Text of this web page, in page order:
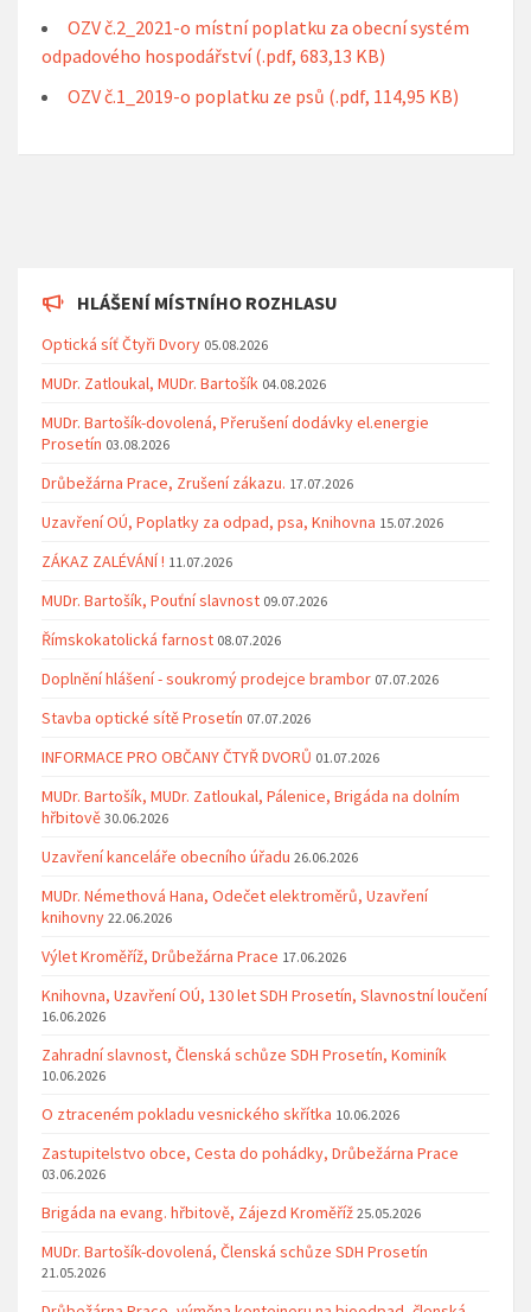
OZV č.2_2021-o místní poplatku za obecní systém
odpadového hospodářství(.pdf, 683,13 KB)
OZV č.1_2019-o poplatku ze psů (.pdf, 114,95 KB)
HLÁŠENÍ MÍSTNÍHO ROZHLASU
Optická síť Čtyři Dvory 05.08.2026
MUDr. Zatloukal, MUDr. Bartošík 04.08.2026
MUDr. Bartošík-dovolená, Přerušení dodávky el.energie
Prosetín 03.08.2026
Drůbežárna Prace, Zrušení zákazu. 17.07.2026
Uzavření OÚ, Poplatky za odpad, psa, Knihovna 15.07.2026
ZÁKAZ ZALÉVÁNÍ ! 11.07.2026
MUDr. Bartošík, Pouťní slavnost 09.07.2026
Římskokatolická farnost 08.07.2026
Doplnění hlášení - soukromý prodejce brambor 07.07.2026
Stavba optické sítě Prosetín 07.07.2026
INFORMACE PRO OBČANY ČTYŘ DVORŮ 01.07.2026
MUDr. Bartošík, MUDr. Zatloukal, Pálenice, Brigáda na dolním
hřbitově 30.06.2026
Uzavření kanceláře obecního úřadu 26.06.2026
MUDr. Némethová Hana, Odečet elektroměrů, Uzavření
knihovny 22.06.2026
Výlet Kroměříž, Drůbežárna Prace 17.06.2026
Knihovna, Uzavření OÚ, 130 let SDH Prosetín, Slavnostní loučení
16.06.2026
Zahradní slavnost, Členská schůze SDH Prosetín, Kominík
10.06.2026
O ztraceném pokladu vesnického skřítka 10.06.2026
Zastupitelstvo obce, Cesta do pohádky, Drůbežárna Prace
03.06.2026
Brigáda na evang. hřbitově, Zájezd Kroměříž 25.05.2026
MUDr. Bartošík-dovolená, Členská schůze SDH Prosetín
21.05.2026